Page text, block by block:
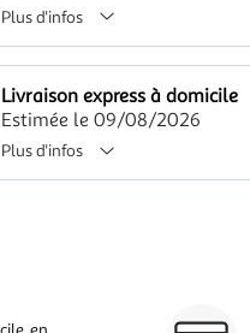
Plus d'infos
Livraison express à domicile
Estimée le 09/08/2026
Plus d'infos